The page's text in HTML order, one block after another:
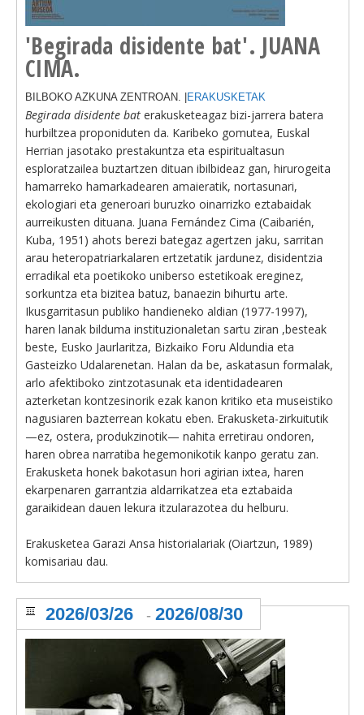
'Begirada disidente bat'. JUANA
CIMA.
BILBOKO AZKUNA ZENTROAN. | ERAKUSKETAK
Begirada disidente bat erakusketeagaz bizi-jarrera batera
hurbiltzea proponiduten da. Karibeko gomutea, Euskal
Herrian jasotako prestakuntza eta espiritualtasun
esploratzailea buztartzen dituan ibilbideaz gan, hirurogeita
hamarreko hamarkadearen amaieratik, nortasunari,
ekologiari eta generoari buruzko oinarrizko eztabaidak
aurreikusten dituana. Juana Fernández Cima (Caibarién,
Kuba, 1951) ahots berezi bategaz agertzen jaku, sarritan
arau heteropatriarkalaren ertzetatik jardunez, disidentzia
erradikal eta poetikoko uniberso estetikoak ereginez,
sorkuntza eta bizitea batuz, banaezin bihurtu arte.
Ikusgarritasun publiko handieneko aldian (1977-1997),
haren lanak bilduma instituzionaletan sartu ziran ,besteak
beste, Eusko Jaurlaritza, Bizkaiko Foru Aldundia eta
Gasteizko Udalarenetan. Halan da be, askatasun formalak,
arlo afektiboko zintzotasunak eta identidadearen
azterketan kontzesinorik ezak kanon kritiko eta museistiko
nagusiaren bazterrean kokatu eben. Erakusketa-zirkuitutik
—ez, ostera, produkzinotik— nahita erretirau ondoren,
haren obrea narratiba hegemonikotik kanpo geratu zan.
Erakusketa honek bakotasun hori agirian ixtea, haren
ekarpenaren garrantzia aldarrikatzea eta eztabaida
garaikidean dauen lekura itzularazotea du helburu.
Erakusketea Garazi Ansa historialariak (Oiartzun, 1989)
komisariau dau.
2026/03/26 - 2026/08/30